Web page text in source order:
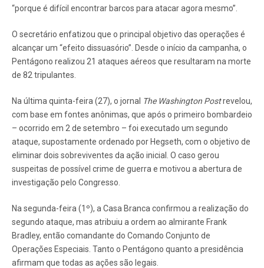
“porque é difícil encontrar barcos para atacar agora mesmo”.
O secretário enfatizou que o principal objetivo das operações é
alcançar um “efeito dissuasório”. Desde o início da campanha, o
Pentágono realizou 21 ataques aéreos que resultaram na morte
de 82 tripulantes.
Na última quinta-feira (27), o jornal The Washington Postrevelou,
com base em fontes anônimas, que após o primeiro bombardeio
– ocorrido em 2 de setembro – foi executado um segundo
ataque, supostamente ordenado por Hegseth, com o objetivo de
eliminar dois sobreviventes da ação inicial. O caso gerou
suspeitas de possível crime de guerra e motivou a abertura de
investigação pelo Congresso.
Na segunda-feira (1º), a Casa Branca confirmou a realização do
segundo ataque, mas atribuiu a ordem ao almirante Frank
Bradley, então comandante do Comando Conjunto de
Operações Especiais. Tanto o Pentágono quanto a presidência
afirmam que todas as ações são legais.